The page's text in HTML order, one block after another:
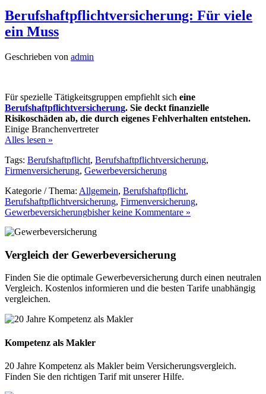
Berufshaftpflichtversicherung: Für viele
ein Muss
Geschrieben von admin
Für spezielle Tätigkeitsgruppen empfiehlt sich eine
Berufshaftpflichtversicherung. Sie deckt finanzielle
Risikoschäden ab, die durch eigenes Fehlverhalten entstehen.
Einige Branchenvertreter
Alles lesen »
Tags: Berufshaftpflicht, Berufshaftpflichtversicherung,
Firmenversicherung, Gewerbeversicherung
Kategorie / Thema: Allgemein, Berufshaftpflicht,
Berufshaftpflichtversicherung, Firmenversicherung,
Gewerbeversicherungbisher keine Kommentare »
Vergleich der Gewerbeversicherung
Finden Sie die optimale Gewerbeversicherung durch einen neutralen
Vergleich. Kostenlos informieren und die besten Tarife unabhängig
vergleichen.
Kompetenz als Makler
20 Jahre Kompetenz als Makler beim Versicherungsvergleich.
Finden Sie den richtigen Tarif mit unserer Hilfe.